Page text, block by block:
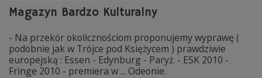
Magazyn Bardzo Kulturalny
- Na przekór okolicznościom proponujemy wyprawę (
podobnie jak w Trójce pod Księżycem ) prawdziwie
europejską : Essen - Edynburg - Paryż. - ESK 2010 -
Fringe 2010 - premiera w ... Odeonie.